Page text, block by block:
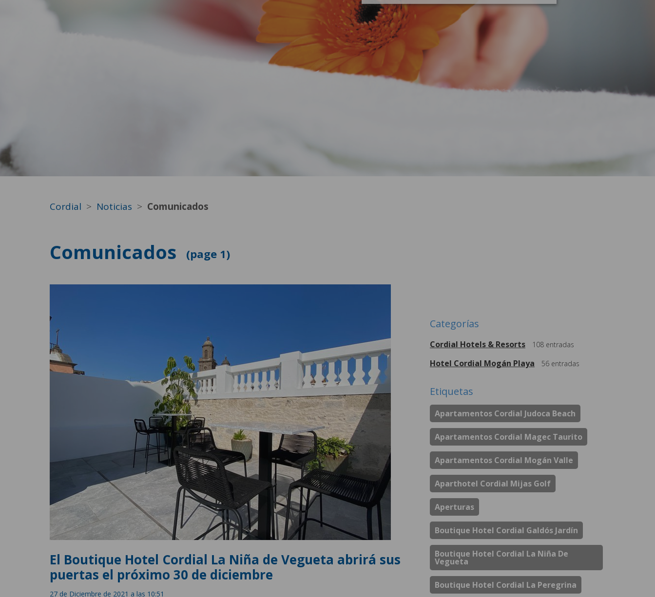
Cordial Noticias Comunicados
Comunicados 1
El Boutique Hotel Cordial La Niña de Vegueta abrirá sus
puertas el próximo 30 de diciembre
27 de Diciembre de 2021 a las 10:51
Categorías
Cordial Hotels & Resorts 108 entradas
Hotel Cordial Mogán Playa 56 entradas
Etiquetas
Apartamentos Cordial Judoca Beach
Apartamentos Cordial Magec Taurito
Apartamentos Cordial Mogán Valle
Aparthotel Cordial Mijas Golf
Aperturas
Boutique Hotel Cordial Galdós Jardín
Boutique Hotel Cordial La Niña De
Vegueta
Boutique Hotel Cordial La Peregrina